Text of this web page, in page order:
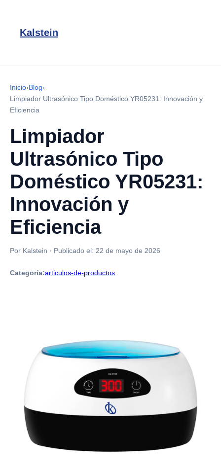
Kalstein
Inicio›Blog›
Limpiador Ultrasónico Tipo Doméstico YR05231: Innovación y
Eficiencia
Limpiador
Ultrasónico Tipo
Doméstico YR05231:
Innovación y
Eficiencia
Por Kalstein · Publicado el: 22 de mayo de 2026
Categoría:articulos-de-productos